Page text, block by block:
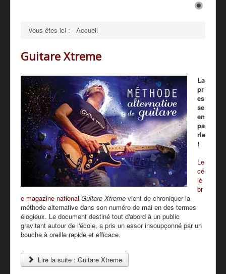
TARIFS - BOUTIQUE
Vous êtes ici : Accueil
Guitare Xtreme
La
pr
es
se
en
pa
rle
!
Le
cé
lè
br
e magazine national Guitare Xtreme vient de chroniquer la
méthode alternative dans son numéro de mai en des termes
élogieux. Le document destiné tout d'abord à un public
gravitant autour de l'école, a pris un essor insoupçonné par un
bouche à oreille rapide et efficace.
Lire la suite : Guitare Xtreme